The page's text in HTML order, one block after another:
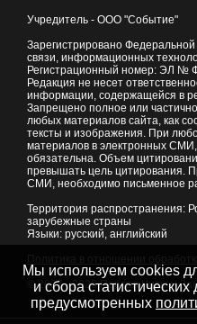
Учредитель - ООО "Событие"
Зарегистрировано
связи, информационных
Регистрационный номер: ЭЛ №
Редакция не несет
информации, содержащейся в
Запрещено полное или
любых материалов сайта, как
тексты и изображения. При
материалов в электронных
обязательна. Объем
превышать цель цитирования.
СМИ, необходимо письменное
Территория распространения:
зарубежные страны
Языки: русский, английский
© 2007 - 2026Портал Читы и
Мы используем cookies
и сбора
предусмотренных